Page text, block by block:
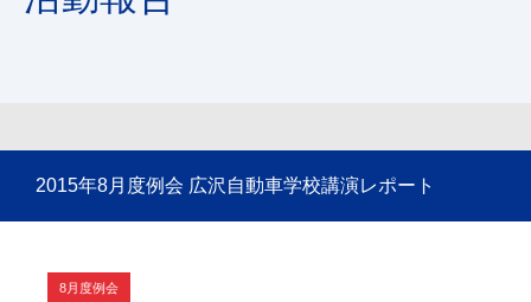
2015年8月度例会 広沢自動車学校講演レポート
8月度例会